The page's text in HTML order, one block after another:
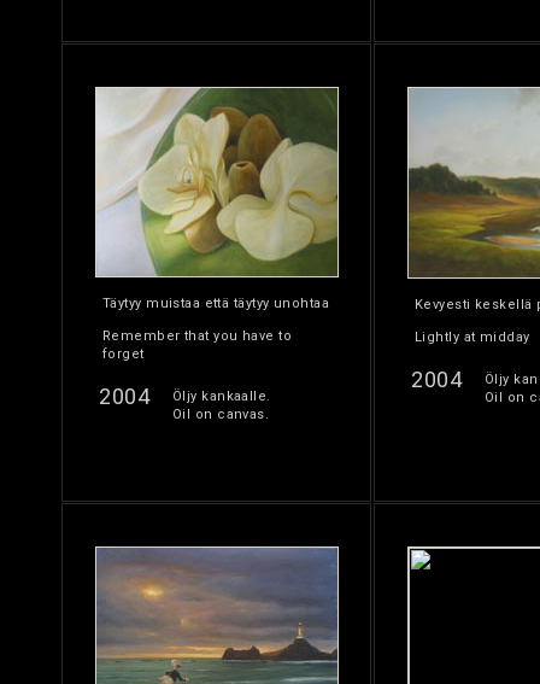
Täytyy muistaa että täytyy unohtaa
Remember that you have to
forget
2004
Öljy kankaalle.
Oil on canvas.
Kevyesti keskellä
Lightly at midday
2004
Öljy
Oil on